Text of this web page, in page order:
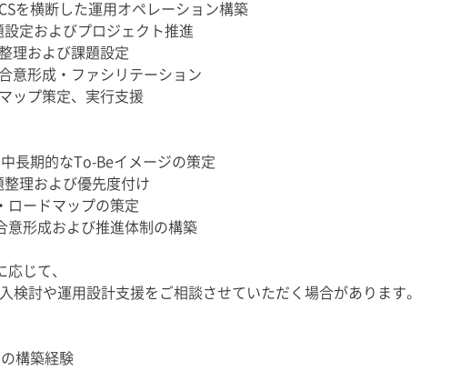
を横断した運用オペレーション構築
定およびプロジェクト推進
理および課題設定
意形成・ファシリテーション
ップ策定、実行支援
長期的なTo-Beイメージの策定
整理および優先度付け
ロードマップの策定
意形成および推進体制の構築
じて、
検討や運用設計支援をご相談させていただく場合があります。
構築経験